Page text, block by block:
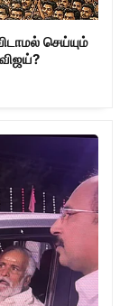
செய்யும்